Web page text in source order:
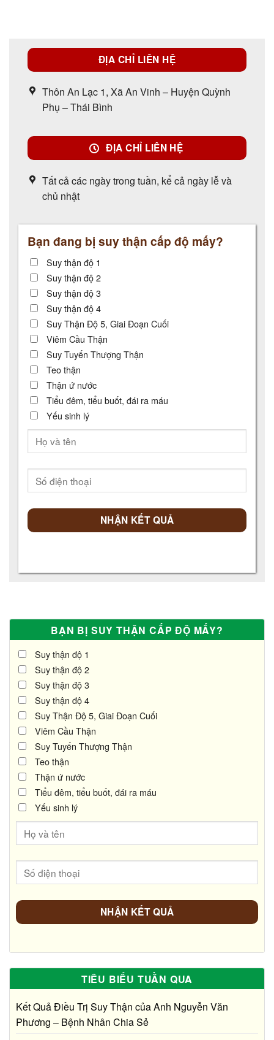
ĐỊA CHỈ LIÊN HỆ
Thôn An Lạc 1, Xã An Vinh – Huyện Quỳnh
Phụ – Thái Bình
ĐỊA CHỈ LIÊN HỆ
Tất cả các ngày trong tuần, kể cả ngày lễ và
chủ nhật
Bạn đang bị suy thận cấp độ mấy?
Suy thận độ 1
Suy thận độ 2
Suy thận độ 3
Suy thận độ 4
Suy Thận Độ 5, Giai Đoạn Cuối
Viêm Cầu Thận
Suy Tuyến Thượng Thận
Teo thận
Thận ứ nước
Tiểu đêm, tiểu buốt, đái ra máu
Yếu sinh lý
BẠN BỊ SUY THẬN CẤP ĐỘ MẤY?
Suy thận độ 1
Suy thận độ 2
Suy thận độ 3
Suy thận độ 4
Suy Thận Độ 5, Giai Đoạn Cuối
Viêm Cầu Thận
Suy Tuyến Thượng Thận
Teo thận
Thận ứ nước
Tiểu đêm, tiểu buốt, đái ra máu
Yếu sinh lý
TIÊU BIỂU TUẦN QUA
Kết Quả Điều Trị Suy Thận của Anh Nguyễn Văn
Phương – Bệnh Nhân Chia Sẻ